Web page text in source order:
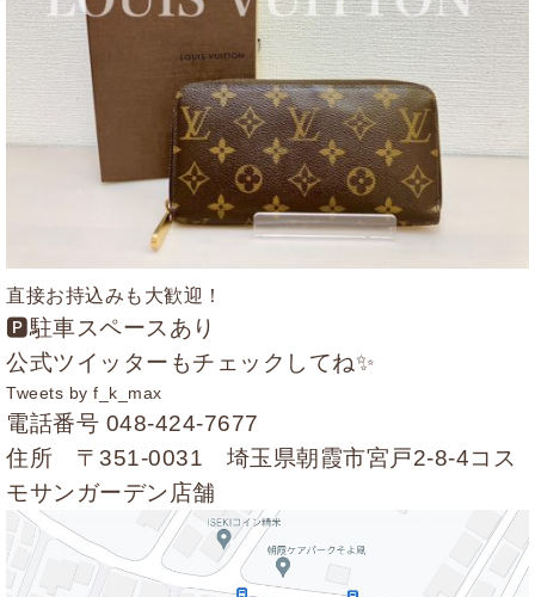
直接お持込みも大歓迎！
🅿駐車スペースあり
公式ツイッターもチェックしてね✨
Tweets by f_k_max
電話番号 048-424-7677
住所 〒351-0031 埼玉県朝霞市宮戸2-8-4コス
モサンガーデン店舗